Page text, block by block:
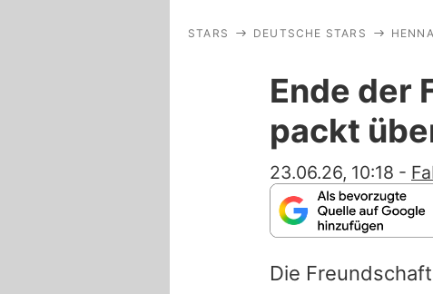
STARS DEUTSCHE STARS HENNA
Ende der
packt
23.06.26, 10:18 -
Die